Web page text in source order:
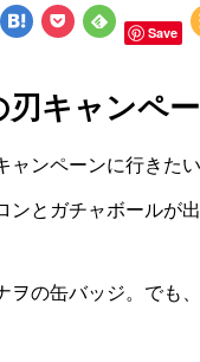
Save
刃キャンペ
ャンペーンに行きた
ンとガチャボールが
ヲの缶バッジ。でも